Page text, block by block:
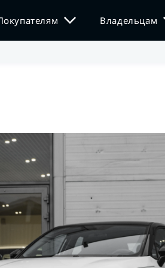
Владельцам